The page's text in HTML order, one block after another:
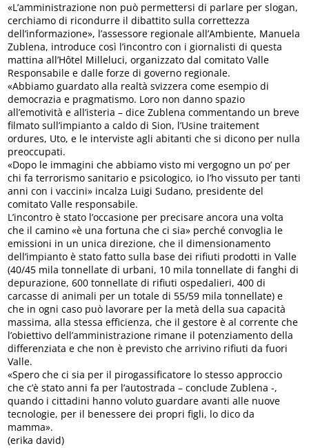
«L’amministrazione non può permettersi di parlare per slogan,
cerchiamo di ricondurre il dibattito sulla correttezza
dell’informazione», l’assessore regionale all’Ambiente, Manuela
Zublena, introduce così l’incontro con i giornalisti di questa
mattina all’Hôtel Milleluci, organizzato dal comitato Valle
Responsabile e dalle forze di governo regionale.
«Abbiamo guardato alla realtà svizzera come esempio di
democrazia e pragmatismo. Loro non danno spazio
all’emotività e all’isteria – dice Zublena commentando un breve
filmato sull’impianto a caldo di Sion, l’Usine traitement
ordures, Uto, e le interviste agli abitanti che si dicono per nulla
preoccupati.
«Dopo le immagini che abbiamo visto mi vergogno un po’ per
chi fa terrorismo sanitario e psicologico, io l’ho vissuto per tanti
anni con i vaccini» incalza Luigi Sudano, presidente del
comitato Valle responsabile.
L’incontro è stato l’occasione per precisare ancora una volta
che il camino «è una fortuna che ci sia» perché convoglia le
emissioni in un unica direzione, che il dimensionamento
dell’impianto è stato fatto sulla base dei rifiuti prodotti in Valle
(40/45 mila tonnellate di urbani, 10 mila tonnellate di fanghi di
depurazione, 600 tonnellate di rifiuti ospedalieri, 400 di
carcasse di animali per un totale di 55/59 mila tonnellate) e
che in ogni caso può lavorare per la metà della sua capacità
massima, alla stessa efficienza, che il gestore è al corrente che
l’obiettivo dell’amministrazione rimane il potenziamento della
differenziata e che non è previsto che arrivino rifiuti da fuori
Valle.
«Spero che ci sia per il pirogassificatore lo stesso approccio
che c’è stato anni fa per l’autostrada – conclude Zublena -,
quando i cittadini hanno voluto guardare avanti alle nuove
tecnologie, per il benessere dei propri figli, lo dico da
mamma».
(erika david)